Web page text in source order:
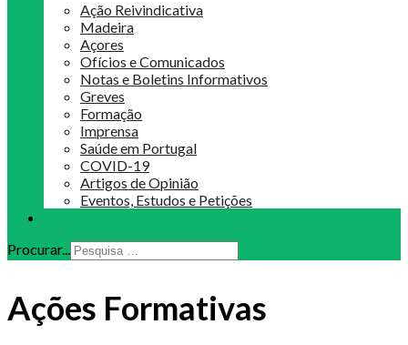
Ação Reivindicativa
Madeira
Açores
Ofícios e Comunicados
Notas e Boletins Informativos
Greves
Formação
Imprensa
Saúde em Portugal
COVID-19
Artigos de Opinião
Eventos, Estudos e Petições
Procurar...
Ações Formativas